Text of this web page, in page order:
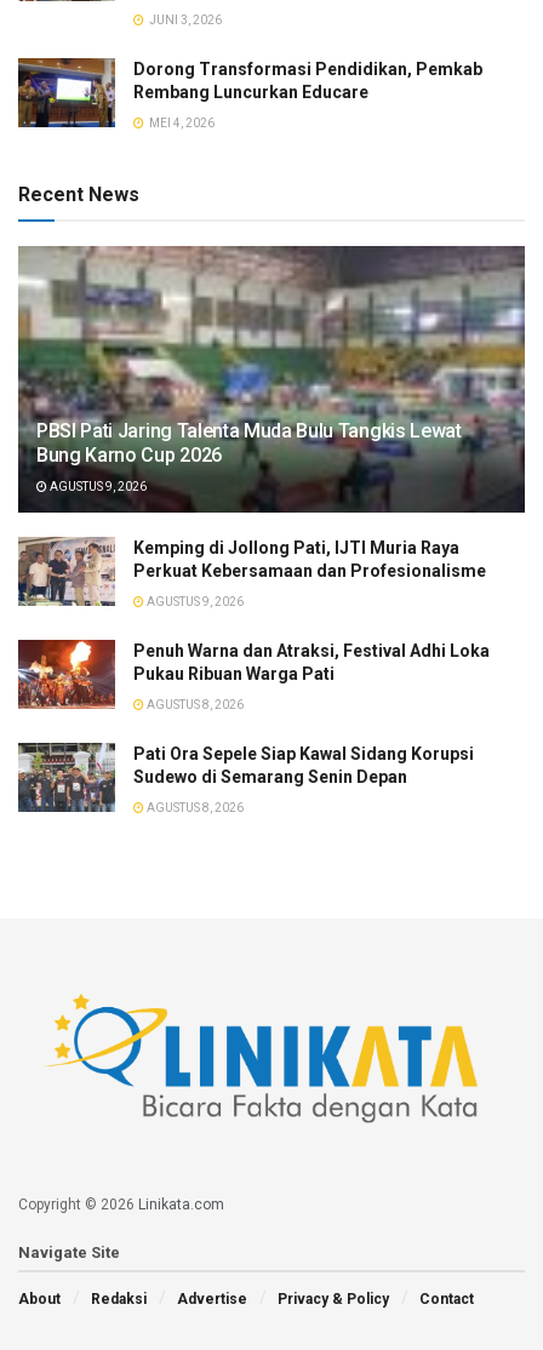
JUNI 3, 2026
Dorong Transformasi Pendidikan, Pemkab
Rembang Luncurkan Educare
MEI 4, 2026
Recent News
PBSI Pati Jaring Talenta Muda Bulu Tangkis Lewat
Bung Karno Cup 2026
AGUSTUS 9, 2026
​Kemping di Jollong Pati, IJTI Muria Raya
Perkuat Kebersamaan dan Profesionalisme
AGUSTUS 9, 2026
Penuh Warna dan Atraksi, Festival Adhi Loka
Pukau Ribuan Warga Pati
AGUSTUS 8, 2026
Pati Ora Sepele Siap Kawal Sidang Korupsi
Sudewo di Semarang Senin Depan
AGUSTUS 8, 2026
Copyright © 2026 Linikata.com
Navigate Site
About Redaksi Advertise Privacy & Policy Contact